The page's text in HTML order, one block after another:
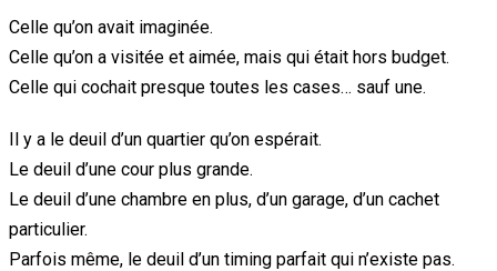
Celle qu’on avait imaginée.
Celle qu’on a visitée et aimée, mais qui était hors budget.
Celle qui cochait presque toutes les cases… sauf une.
Il y a le deuil d’un quartier qu’on espérait.
Le deuil d’une cour plus grande.
Le deuil d’une chambre en plus, d’un garage, d’un cachet
particulier.
Parfois même, le deuil d’un timing parfait qui n’existe pas.